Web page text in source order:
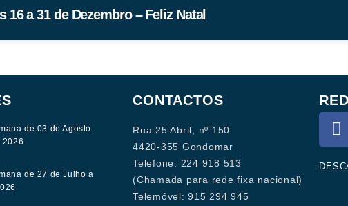
16 a 31 de Dezembro – Feliz Natal
de 03 de Agosto
2026
de 27 de Julho a
CONTACTOS
Rua 25 Abril, nº 150
4420-355 Gondomar
Telefone: 224 918 513
(Chamada para rede fixa nacional)
Telemóvel: 915 294 945
F
a
c
e